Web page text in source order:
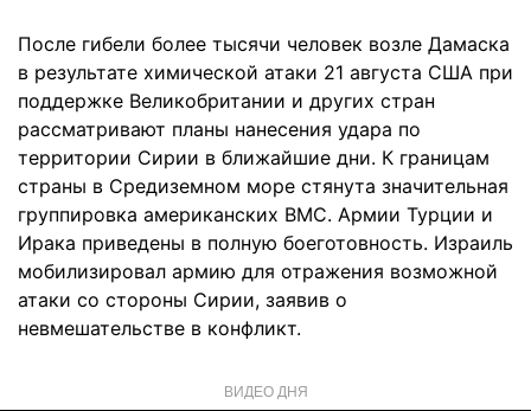
После гибели более тысячи человек возле Дамаска
в результате химической атаки 21 августа США при
поддержке Великобритании и других стран
рассматривают планы нанесения удара по
территории Сирии в ближайшие дни. К границам
страны в Средиземном море стянута значительная
группировка американских ВМС. Армии Турции и
Ирака приведены в полную боеготовность. Израиль
мобилизировал армию для отражения возможной
атаки со стороны Сирии, заявив о
невмешательстве в конфликт.
ВИДЕО ДНЯ